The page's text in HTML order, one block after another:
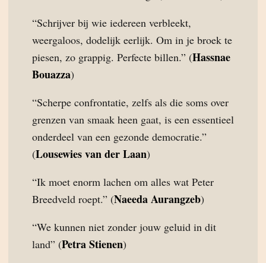
“Schrijver bij wie iedereen verbleekt,
weergaloos, dodelijk eerlijk. Om in je broek te
piesen, zo grappig. Perfecte billen.” (Hassnae
Bouazza)
“Scherpe confrontatie, zelfs als die soms over
grenzen van smaak heen gaat, is een essentieel
onderdeel van een gezonde democratie.”
(Lousewies van der Laan)
“Ik moet enorm lachen om alles wat Peter
Breedveld roept.” (Naeeda Aurangzeb)
“We kunnen niet zonder jouw geluid in dit
land” (Petra Stienen)